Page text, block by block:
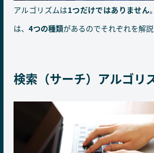
アルゴリズムは1つだけではありません
は、 4つの種類があるのでそれぞれを解説
検索（サーチ）アルゴリ